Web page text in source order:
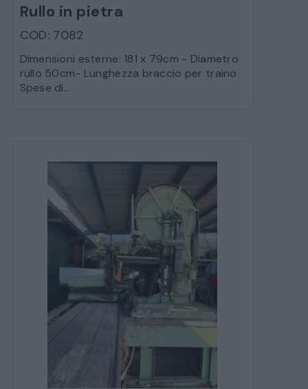
Rullo in pietra
COD: 7082
Dimensioni esterne: 181 x 79cm - Diametro
rullo 50cm- Lunghezza braccio per traino
Spese di...